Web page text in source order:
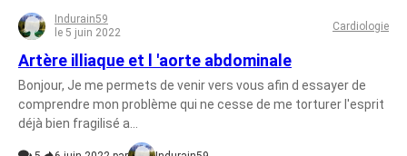
Indurain59
le 5 juin 2022
Cardiologie
Artère illiaque et l 'aorte abdominale
Bonjour, Je me permets de venir vers vous afin d essayer de
comprendre mon problème qui ne cesse de me torturer l'esprit
déjà bien fragilisé a...